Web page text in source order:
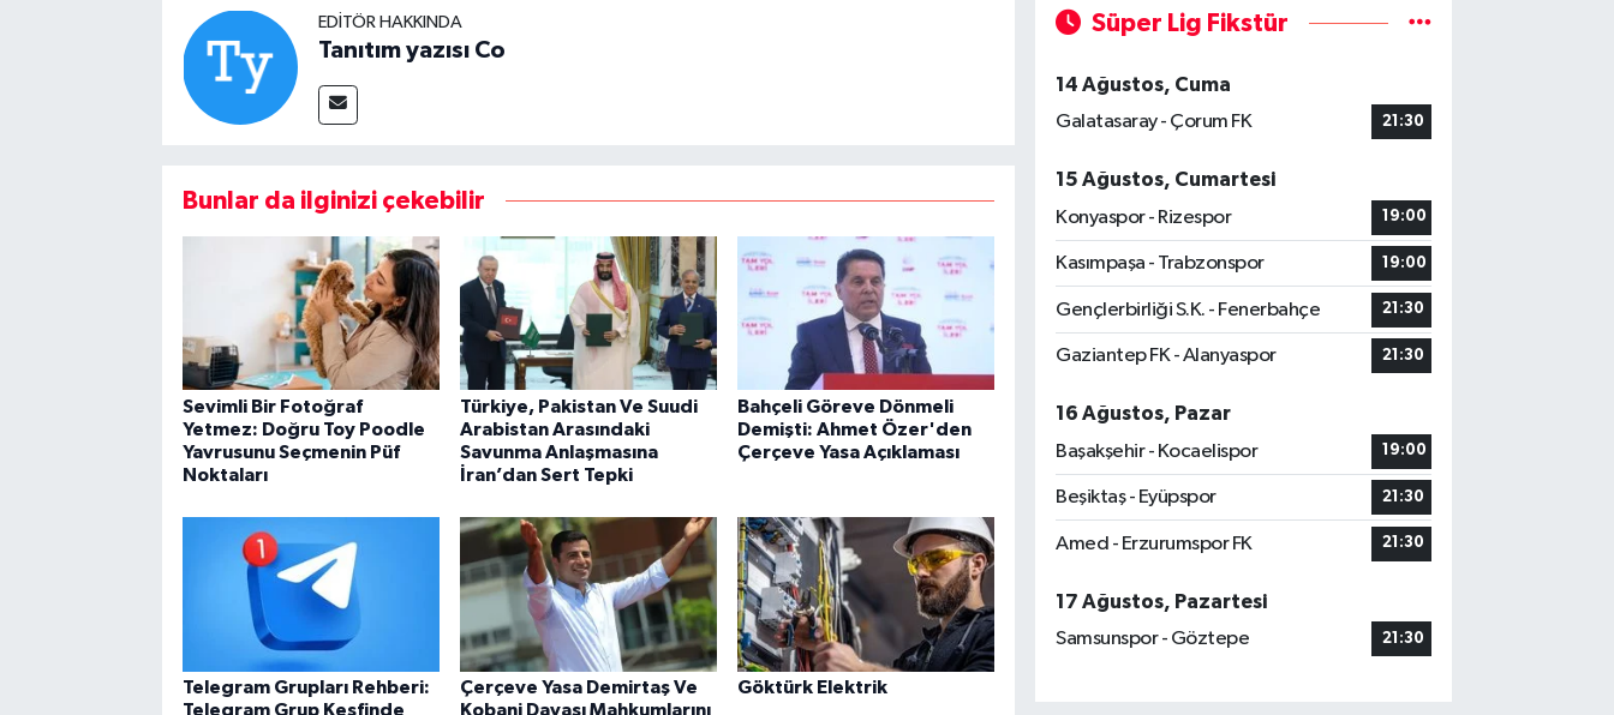
EDITÖR HAKKINDA
Tanıtım yazısı Co
Bunlar da ilginizi çekebilir
Sevimli Bir Fotoğraf
Yetmez: Doğru Toy Poodle
Yavrusunu Seçmenin Püf
Noktaları
Türkiye, Pakistan Ve Suudi
Arabistan Arasındaki
Savunma Anlaşmasına
İran’dan Sert Tepki
Bahçeli Göreve Dönmeli
Demişti: Ahmet Özer'den
Çerçeve Yasa Açıklaması
Telegram Grupları Rehberi:
Telegram Grup Keşfinde
Çerçeve Yasa Demirtaş Ve
Kobani Davası Mahkumlarını
Göktürk Elektrik
Süper Lig Fikstür
14 Ağustos, Cuma
Galatasaray - Çorum FK
21:30
15 Ağustos, Cumartesi
Konyaspor - Rizespor
19:00
Kasımpaşa - Trabzonspor 19:00
Gençlerbirliği S.K. - Fenerbahçe 21:30
Gaziantep FK - Alanyaspor 21:30
16 Ağustos, Pazar
Başakşehir - Kocaelispor
19:00
Beşiktaş - Eyüpspor 21:30
Amed - Erzurumspor FK 21:30
17 Ağustos, Pazartesi
Samsunspor - Göztepe
21:30